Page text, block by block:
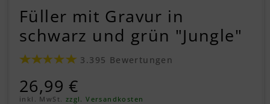
Füller mit Gravur in
schwarz und grün "Jungle"
3.395 Bewertungen
26,99 €
inkl. MwSt. zzgl. Versandkosten